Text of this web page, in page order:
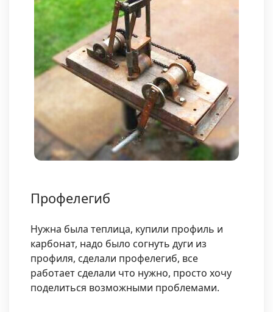
Профелегиб
Нужна была теплица, купили профиль и
карбонат, надо было согнуть дуги из
профиля, сделали профелегиб, все
работает сделали что нужно, просто хочу
поделиться возможными проблемами.